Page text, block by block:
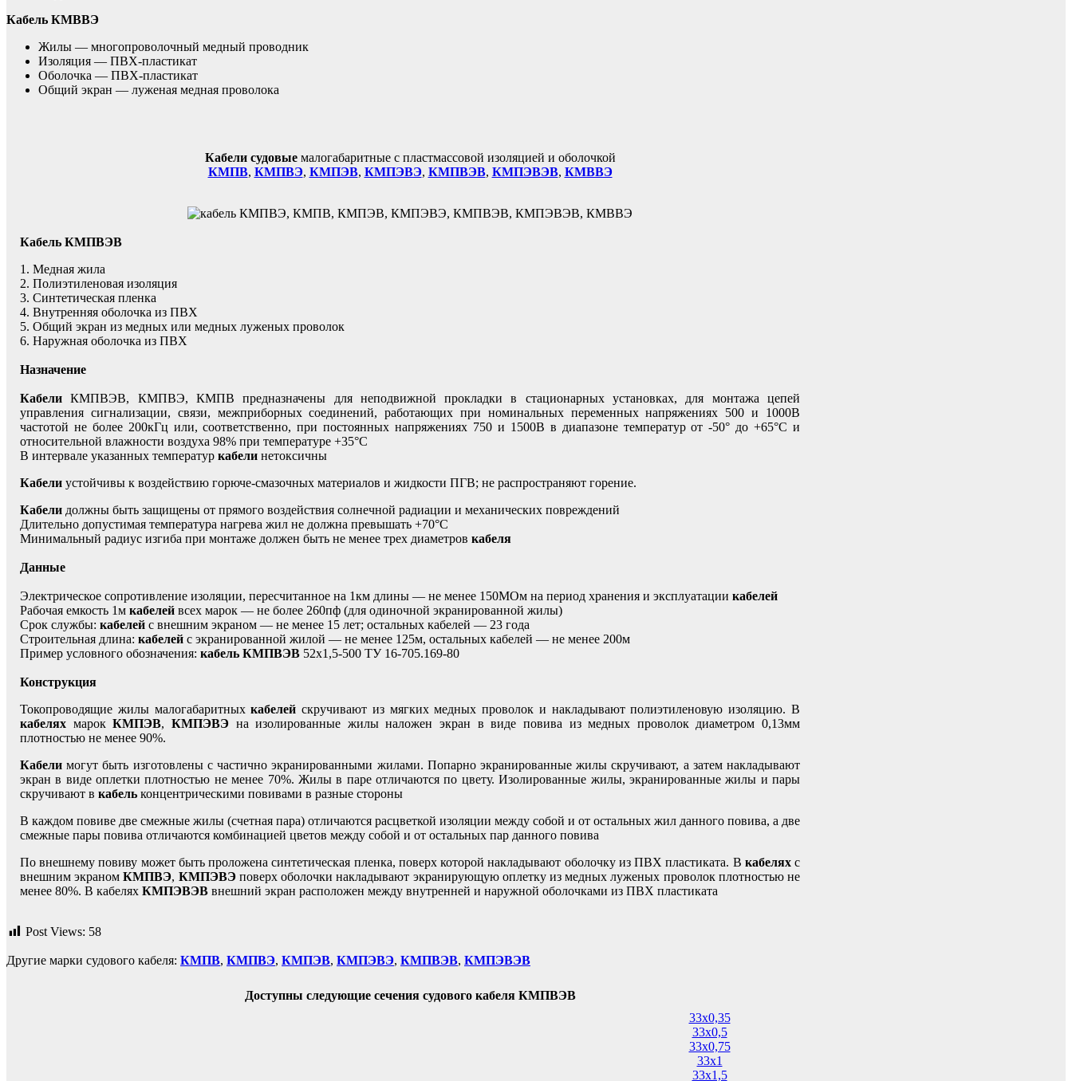
Кабель КМВВЭ
Жилы — многопроволочный медный проводник
Изоляция — ПВХ-пластикат
Оболочка — ПВХ-пластикат
Общий экран — луженая медная проволока
Кабели судовыемалогабаритные с пластмассовой изоляцией и оболочкой
КМПВ, КМПВЭ, КМПЭВ, КМПЭВЭ, КМПВЭВ, КМПЭВЭВ, КМВВЭ
Кабель КМПВЭВ
1. Медная жила
2. Полиэтиленовая изоляция
3. Синтетическая пленка
4. Внутренняя оболочка из ПВХ
5. Общий экран из медных или медных луженых проволок
6. Наружная оболочка из ПВХ
Назначение
Кабели КМПВЭВ, КМПВЭ, КМПВ предназначены для неподвижной прокладки в стационарных установках, для монтажа цепей
управления сигнализации, связи, межприборных соединений, работающих при номинальных переменных напряжениях 500 и 1000В
частотой не более 200кГц или, соответственно, при постоянных напряжениях 750 и 1500В в диапазоне температур от -50° до +65°С и
относительной влажности воздуха 98% при температуре +35°С
В интервале указанных температур кабели нетоксичны
Кабели устойчивы к воздействию горюче-смазочных материалов и жидкости ПГВ; не распространяют горение.
Кабели должны быть защищены от прямого воздействия солнечной радиации и механических повреждений
Длительно допустимая температура нагрева жил не должна превышать +70°С
Минимальный радиус изгиба при монтаже должен быть не менее трех диаметров кабеля
Данные
Электрическое сопротивление изоляции, пересчитанное на 1км длины — не менее 150МОм на период хранения и эксплуатации кабелей
Рабочая емкость 1м кабелей всех марок — не более 260пф (для одиночной экранированной жилы)
Срок службы: кабелей с внешним экраном — не менее 15 лет; остальных кабелей — 23 года
Строительная длина: кабелей с экранированной жилой — не менее 125м, остальных кабелей — не менее 200м
Пример условного обозначения: кабель КМПВЭВ 52х1,5-500 ТУ 16-705.169-80
Конструкция
Токопроводящие жилы малогабаритныхкабелей скручивают из мягких медных проволок и накладывают полиэтиленовую изоляцию. В
кабелях марокКМПЭВ, КМПЭВЭна изолированные жилы наложен экран в виде повива из медных проволок диаметром 0,13мм
плотностью не менее 90%.
Кабели могут быть изготовлены с частично экранированными жилами. Попарно экранированные жилы скручивают, а затем накладывают
экран в виде оплетки плотностью не менее 70%. Жилы в паре отличаются по цвету. Изолированные жилы, экранированные жилы и пары
скручивают в кабель концентрическими повивами в разные стороны
В каждом повиве две смежные жилы (счетная пара) отличаются расцветкой изоляции между собой и от остальных жил данного повива, а две
смежные пары повива отличаются комбинацией цветов между собой и от остальных пар данного повива
По внешнему повиву может быть проложена синтетическая пленка, поверх которой накладывают оболочку из ПВХ пластиката. В кабеляхс
внешним экраномКМПВЭ, КМПЭВЭповерх оболочки накладывают экранирующую оплетку из медных луженых проволок плотностью не
менее 80%. В кабелях КМПЭВЭВ внешний экран расположен между внутренней и наружной оболочками из ПВХ пластиката
Post Views: 58
Другие марки судового кабеля: КМПВ, КМПВЭ, КМПЭВ, КМПЭВЭ, КМПВЭВ, КМПЭВЭВ
Доступны следующие сечения судового кабеля КМПВЭВ
33х0,35
33х0,5
33х0,75
33х1
33х1,5